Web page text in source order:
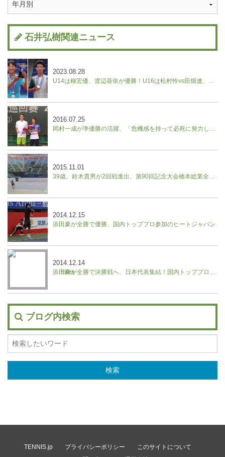
石井弘樹関連ニュース
U14は柳宏優、渡辺葵依が優勝！U16は松村怜vs田畑遼、野口紗枝vs山本晄の決勝に。【ユニクロ全日本ジュニアテニス選手権】
2023.08.28
岡村一成が準優勝の活躍、「危機感を持って必死に努力したい」／中国フューチャーズ
2016.07.25
39歳、鈴木貴男が2回戦進出、第90回記念大会橋本総業全日本テニス選手権
2015.11.01
添田豪が全勝で優勝、国内トッププロ参加のヒートジャパン
2014.12.15
添田豪が全勝で決勝戦へ、日本代表集結！国内トッププロ参加のヒートジャパン
2014.12.14
ブログ内検索
TENNIS.jp プライバシーポリシー
このサイトについて